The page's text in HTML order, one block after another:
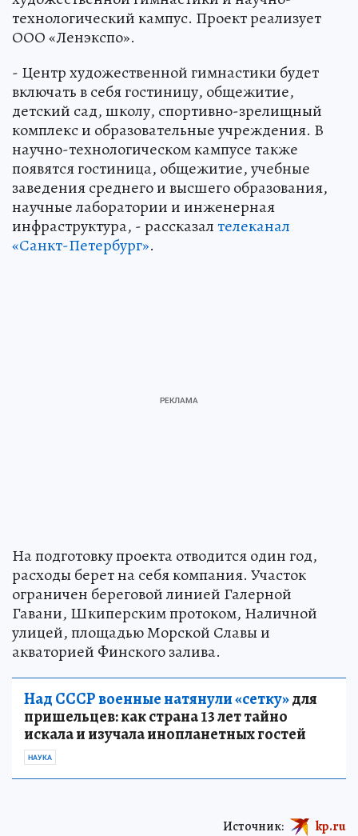
технологический кампус. Проект реализует
ООО «Ленэкспо».
- Центр художественной гимнастики будет
включать в себя гостиницу, общежитие,
детский сад, школу, спортивно-зрелищный
комплекс и образовательные учреждения. В
научно-технологическом кампусе также
появятся гостиница, общежитие, учебные
заведения среднего и высшего образования,
научные лаборатории и инженерная
инфраструктура, - рассказалтелеканал
«Санкт-Петербург».
На подготовку проекта отводится один год,
расходы берет на себя компания. Участок
ограничен береговой линией Галерной
Гавани, Шкиперским протоком, Наличной
улицей, площадью Морской Славы и
акваторией Финского залива.
Над СССР военные натянули «сетку»для
пришельцев: как страна 13 лет тайно
искала и изучала инопланетных гостей
НАУКА
Источник: kp.ru